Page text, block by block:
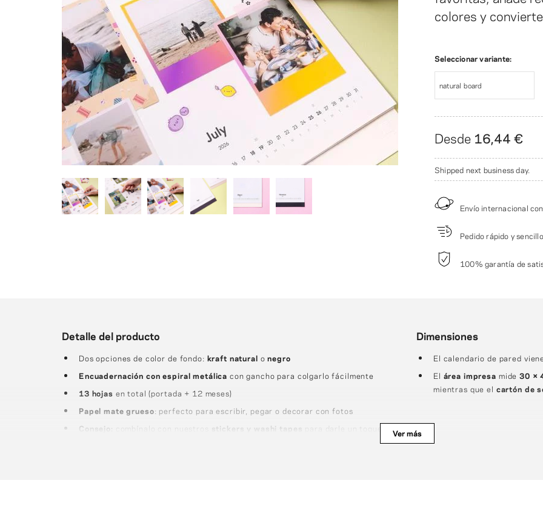
colores y
Seleccionar variante:
natural board
Desde 16,44 €
Shipped next business day.
Envío internacional
Pedido rápido y
100% garantía de
Detalle del producto
Dos opciones de color de fondo: kraft natural onegro
Encuadernación con espiral metálica con gancho para colgarlo fácilmente
13 hojas en total (portada + 12 meses)
Papel mate grueso: perfecto para escribir, pegar o decorar con fotos
Consejo:
combínalo con nuestros stickers y washi tapes
para darle un toque
Dimensiones
El calendario de pared
El área impresa mide30 ×
mientras que el cartón de
Ver más